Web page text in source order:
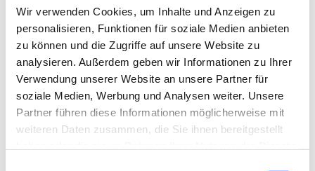
Wir verwenden Cookies, um Inhalte und Anzeigen zu
personalisieren, Funktionen für soziale Medien anbieten
zu können und die Zugriffe auf unsere Website zu
analysieren. Außerdem geben wir Informationen zu Ihrer
Verwendung unserer Website an unsere Partner für
soziale Medien, Werbung und Analysen weiter. Unsere
Partner führen diese Informationen möglicherweise mit
weiteren Daten zusammen, die Sie ihnen bereitgestellt
Dies könnte Sie auch
interessieren